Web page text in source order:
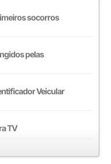
socorros
pelas
Veicular
TV